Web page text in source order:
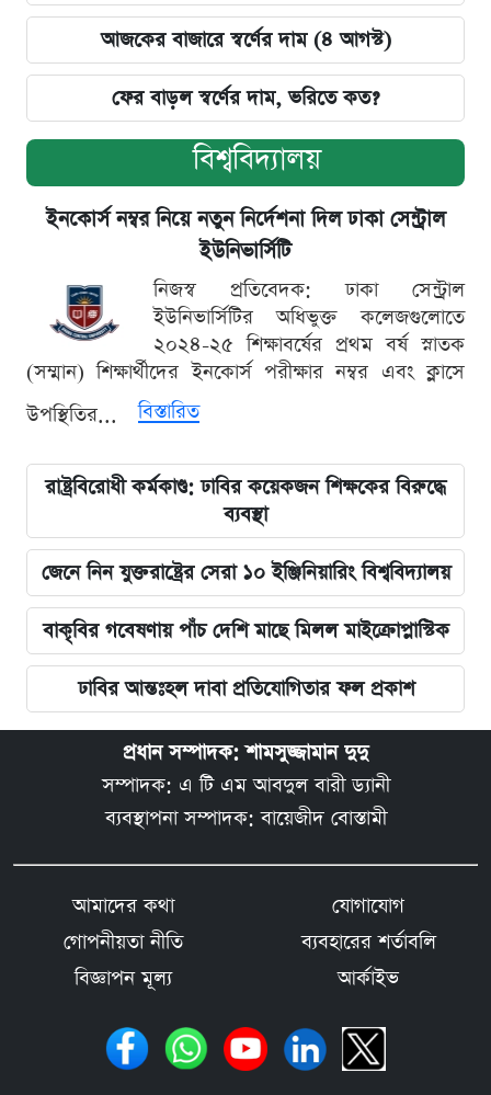
আজকের বাজারে স্বর্ণের দাম (৪ আগস্ট)
ফের বাড়ল স্বর্ণের দাম, ভরিতে কত?
বিশ্ববিদ্যালয়
ইনকোর্স নম্বর নিয়ে নতুন নির্দেশনা দিল ঢাকা সেন্ট্রাল
ইউনিভার্সিটি
নিজস্ব প্রতিবেদক: ঢাকা সেন্ট্রাল
ইউনিভার্সিটির অধিভুক্ত কলেজগুলোতে
২০২৪-২৫ শিক্ষাবর্ষের প্রথম বর্ষ স্নাতক
(সম্মান) শিক্ষার্থীদের ইনকোর্স পরীক্ষার নম্বর এবং ক্লাসে
উপস্থিতির...
বিস্তারিত
রাষ্ট্রবিরোধী কর্মকাণ্ড: ঢাবির কয়েকজন শিক্ষকের বিরুদ্ধে
ব্যবস্থা
জেনে নিন যুক্তরাষ্ট্রের সেরা ১০ ইঞ্জিনিয়ারিং বিশ্ববিদ্যালয়
বাকৃবির গবেষণায় পাঁচ দেশি মাছে মিলল মাইক্রোপ্লাস্টিক
ঢাবির আন্তঃহল দাবা প্রতিযোগিতার ফল প্রকাশ
প্রধান সম্পাদক: শামসুজ্জামান দুদু
সম্পাদক: এ টি এম আবদুল বারী ড্যানী
ব্যবস্থাপনা সম্পাদক: বায়েজীদ বোস্তামী
আমাদের কথা
যোগাযোগ
গোপনীয়তা নীতি
ব্যবহারের শর্তাবলি
বিজ্ঞাপন মূল্য
আর্কাইভ